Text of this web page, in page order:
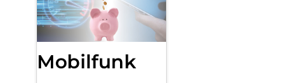
Mobilfunk